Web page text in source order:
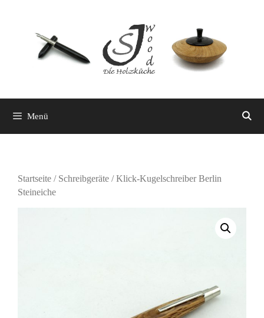
springen
Menü
Startseite / Schreibgeräte / Klick-Kugelschreiber Berlin
Steineiche